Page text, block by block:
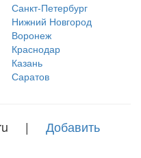
Санкт-Петербург
Нижний Новгород
Воронеж
Краснодар
Казань
Саратов
| Добавить